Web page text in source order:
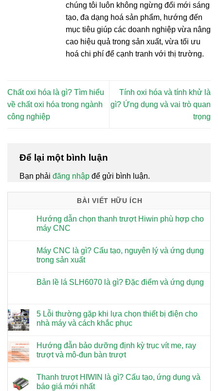
BÀI VIẾT HỮU ÍCH
Hướng dẫn chọn thanh trượt Hiwin phù hợp cho
máy CNC
Máy CNC là gì? Cấu tạo, nguyên lý và ứng dụng
trong sản xuất
Bản lề lá SLH6070 là gì? Đặc điểm và ứng dụng
5 Lỗi thường gặp khi lựa chọn thiết bị điện cho
nhà máy và cách khắc phục
Hướng đẫn bảo dưỡng định kỳ trục vít me, ray
trượt và mô-đun bàn trượt
Thanh trượt HIWIN là gì? Cấu tạo, ứng dụng và
báo giá mới nhất
chúng tôi luôn không ngừng đổi mới sáng
tạo, đa dạng hoá sản phẩm, hướng đến
mục tiêu giúp các doanh nghiệp vừa nâng
cao hiệu quả trong sản xuất, vừa tối ưu
hoá chi phí để cạnh tranh với thị trường.
Chất oxi hóa là gì? Tìm hiểu
về chất oxi hóa trong ngành
công nghiệp
Tính oxi hóa và tính khử là
gì? Ứng dụng và vai trò quan
trọng
Để lại một bình luận
Bạn phải đăng nhập để gửi bình luận.